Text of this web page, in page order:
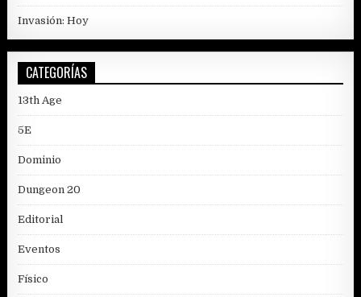
Invasión: Hoy
CATEGORÍAS
13th Age
5E
Dominio
Dungeon 20
Editorial
Eventos
Físico